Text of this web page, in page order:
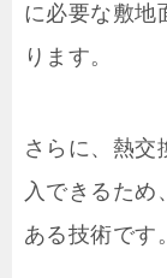
に必要な敷地
ります。
さらに、熱交
入できるため
ある技術です。